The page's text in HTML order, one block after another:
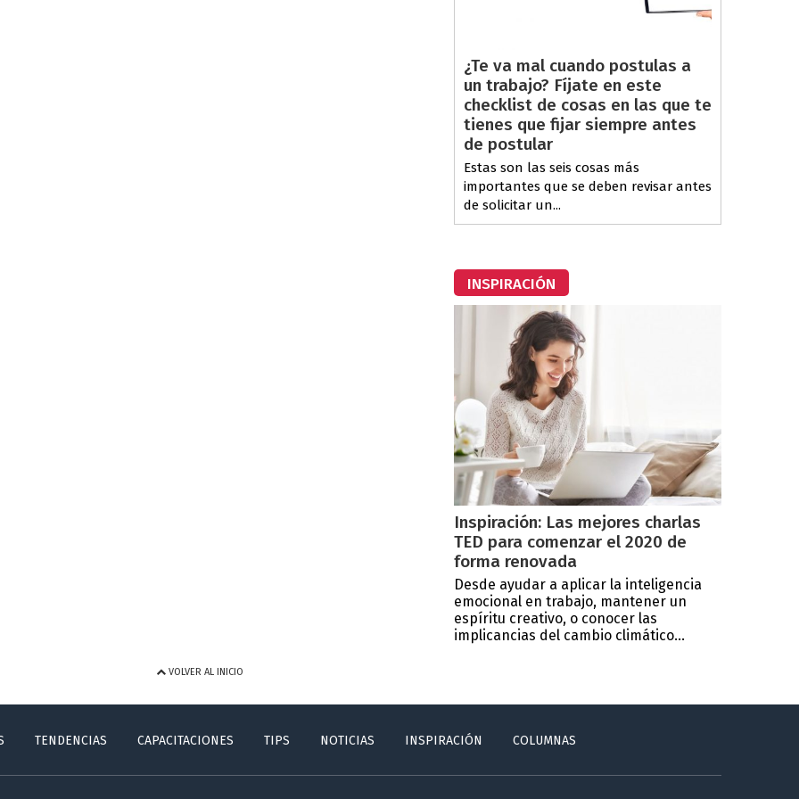
¿Te va mal cuando postulas a
un trabajo? Fíjate en este
checklist de cosas en las que te
tienes que fijar siempre antes
de postular
Estas son las seis cosas más
importantes que se deben revisar antes
de solicitar un...
INSPIRACIÓN
Inspiración: Las mejores charlas
TED para comenzar el 2020 de
forma renovada
Desde ayudar a aplicar la inteligencia
emocional en trabajo, mantener un
espíritu creativo, o conocer las
implicancias del cambio climático...
VOLVER AL INICIO
TENDENCIAS CAPACITACIONES TIPS NOTICIAS INSPIRACIÓN COLUMNAS